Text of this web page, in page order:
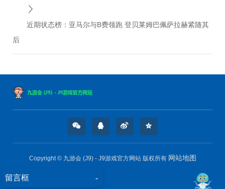
近期状态榜：亚马尔与B费领跑 登贝莱姆巴佩萨拉赫紧随其
后
Copyright © 九游会 (J9) - J9游戏官方网站 版权所有 网站地图
留言框 -